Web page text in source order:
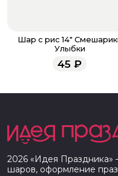
Шар с рис 14"
Улыбки
45 ₽
2026 «Идея Праздника»
шаров, оформление